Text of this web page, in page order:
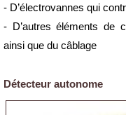
- D’électrovannes qui
- D’autres éléments de
ainsi que du câblage
Détecteur autonome